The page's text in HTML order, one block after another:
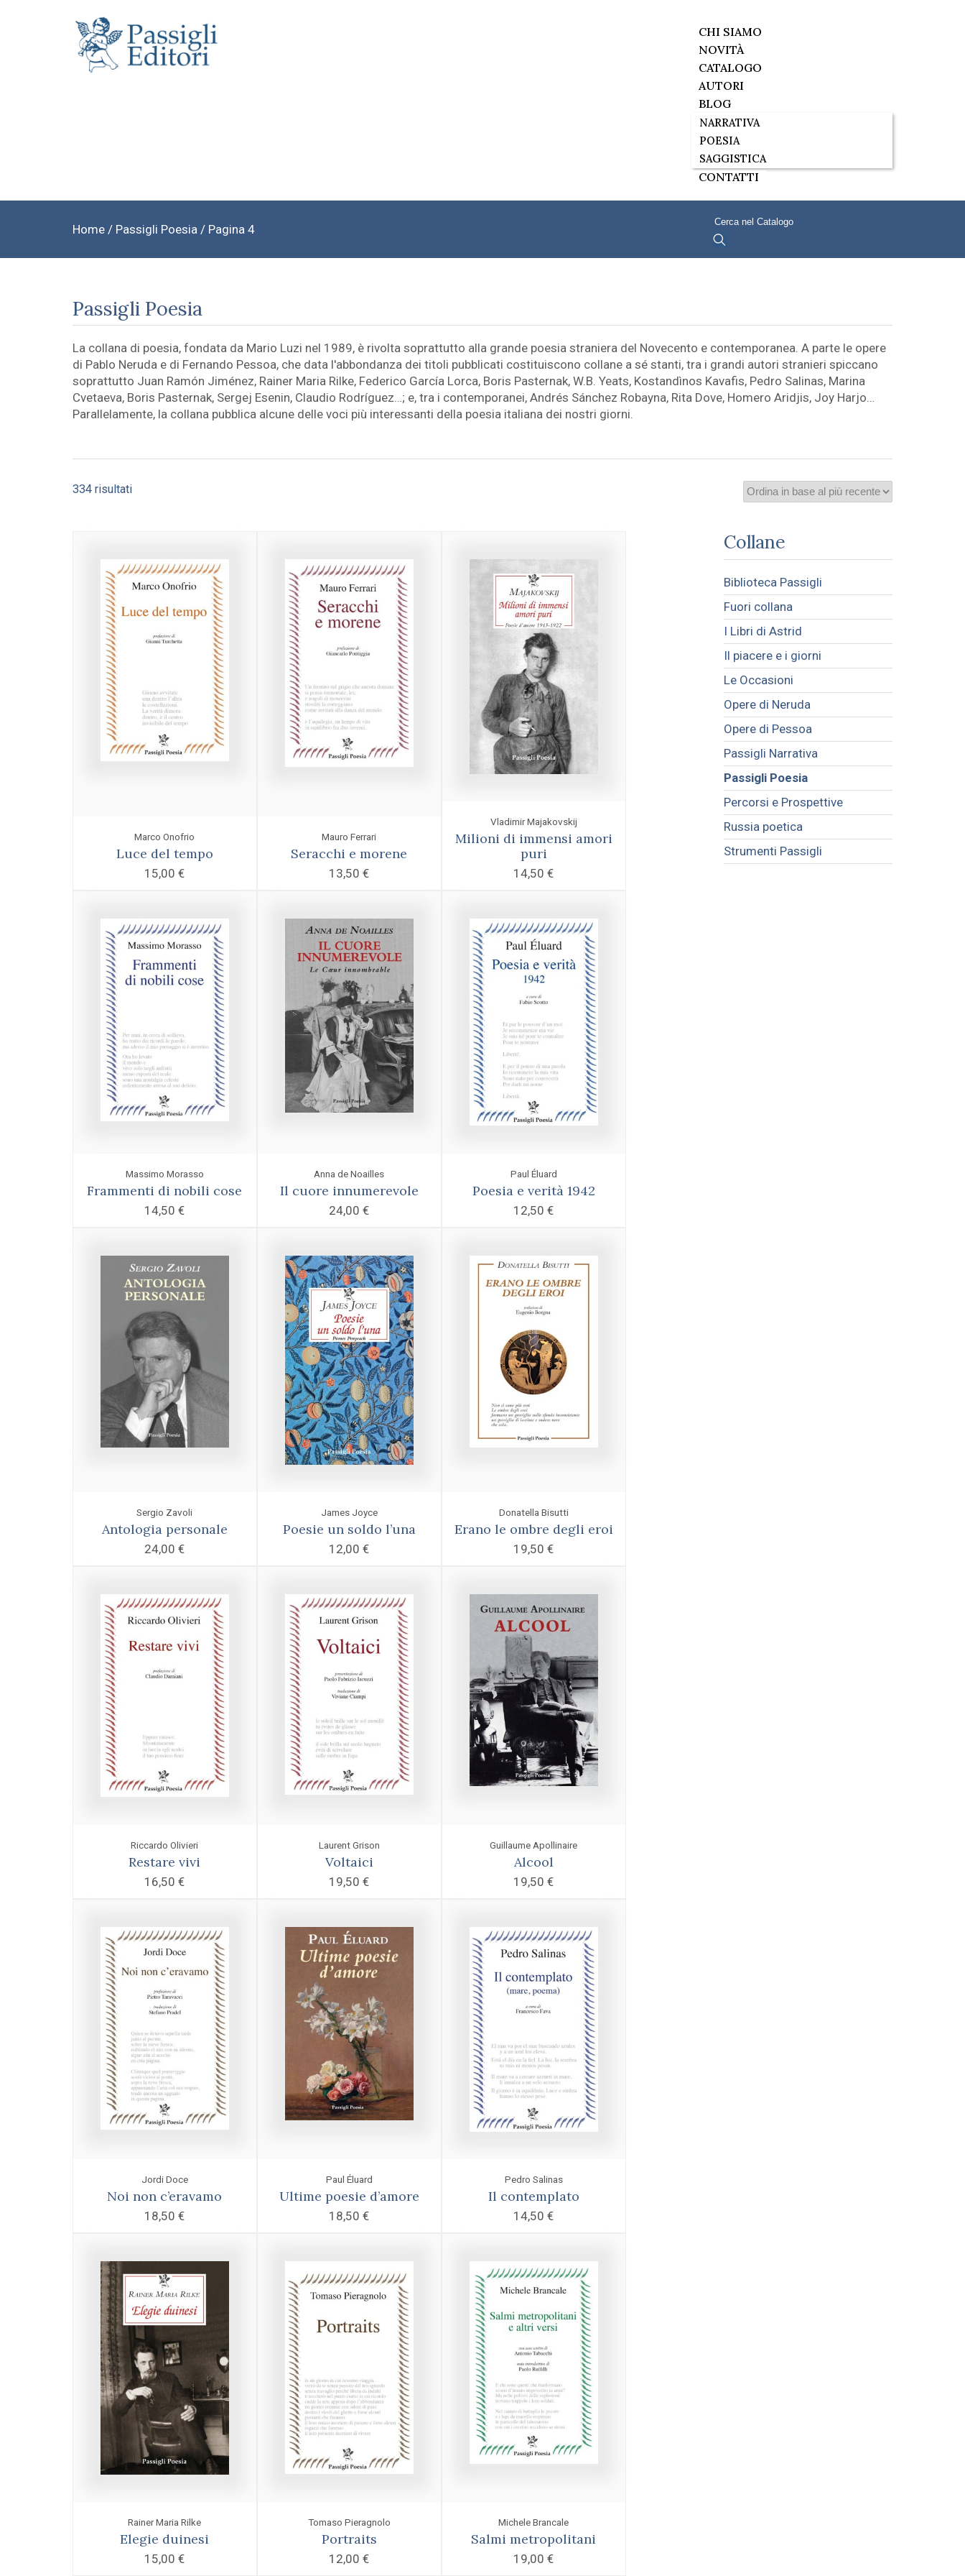
CHI SIAMO
NOVITÀ
CATALOGO
AUTORI
BLOG
NARRATIVA
POESIA
SAGGISTICA
CONTATTI
Home/ Passigli Poesia / Pagina 4
Passigli Poesia
La collana di poesia, fondata da Mario Luzi nel 1989, è rivolta soprattutto alla grande poesia straniera del Novecento e contemporanea. A parte le opere
di Pablo Neruda e di Fernando Pessoa, che data l'abbondanza dei titoli pubblicati costituiscono collane a sé stanti, tra i grandi autori stranieri spiccano
soprattutto Juan Ramón Jiménez, Rainer Maria Rilke, Federico García Lorca, Boris Pasternak, W.B. Yeats, Kostandìnos Kavafis, Pedro Salinas, Marina
Cvetaeva, Boris Pasternak, Sergej Esenin, Claudio Rodríguez…; e, tra i contemporanei, Andrés Sánchez Robayna, Rita Dove, Homero Aridjis, Joy Harjo…
Parallelamente, la collana pubblica alcune delle voci più interessanti della poesia italiana dei nostri giorni.
334 risultatiOrdina
recente
Marco Onofrio
Luce del tempo
15,00€
Mauro Ferrari
Seracchi e morene
13,50€
Vladimir Majakovskij
Milioni di immensi amori
puri
14,50€
Massimo Morasso
Frammenti di nobili cose
14,50€
Anna de Noailles
Il cuore innumerevole
24,00€
Paul Éluard
Poesia e verità 1942
12,50€
Sergio Zavoli
Antologia personale
24,00€
James Joyce
Poesie un soldo l’una
12,00€
Donatella Bisutti
Erano le ombre degli eroi
19,50€
Riccardo Olivieri
Restare vivi
16,50€
Laurent Grison
Voltaici
19,50€
Guillaume Apollinaire
Alcool
19,50€
Jordi Doce
Noi non c’eravamo
18,50€
Paul Éluard
Ultime poesie d’amore
18,50€
Pedro Salinas
Il contemplato
14,50€
Rainer Maria Rilke
Elegie duinesi
15,00€
Tomaso Pieragnolo
Portraits
12,00€
Michele Brancale
Salmi metropolitani
19,00€
Collane
Biblioteca Passigli
Fuori collana
I Libri di Astrid
Il piacere e i giorni
Le Occasioni
Opere di Neruda
Opere di Pessoa
Passigli Narrativa
Passigli Poesia
Percorsi e Prospettive
Russia poetica
Strumenti Passigli